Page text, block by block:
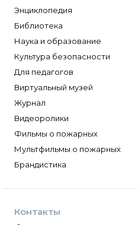
Энциклопедия
Библиотека
Наука и образование
Культура безопасности
Для педагогов
Виртуальный музей
Журнал
Видеоролики
Фильмы о пожарных
Мультфильмы о пожарных
Брандистика
Контакты